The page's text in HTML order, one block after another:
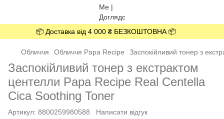
📦 Доставка від 4 000 ₴ БЕЗКОШТОВНА 📦
Обличчя Обличчя Papa Recipe Заспокійливий тонер з
Заспокійливий тонер з екстрактом
центелли Papa Recipe Real Centella
Cica Soothing Toner
Артикул: 8800259980588 Написати відгук